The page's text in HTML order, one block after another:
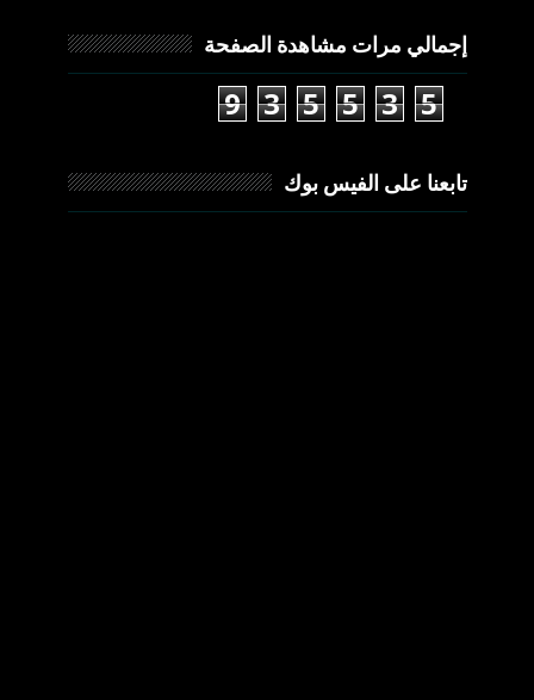
إجمالي مرات مشاهدة الصفحة
9 3 5 5 3 5
تابعنا على الفيس بوك